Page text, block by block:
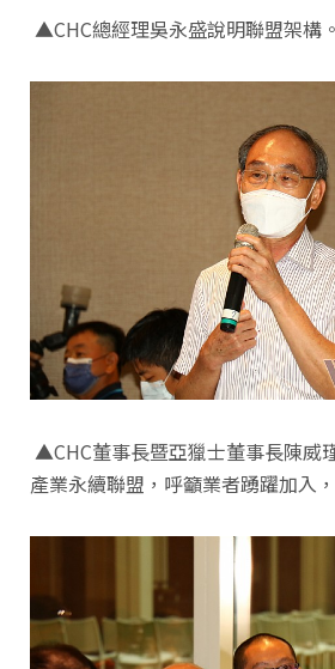
▲CHC總經理吳永盛說明聯盟架構。
▲CHC董事長暨亞獵士董事長陳威
產業永續聯盟，呼籲業者踴躍加入